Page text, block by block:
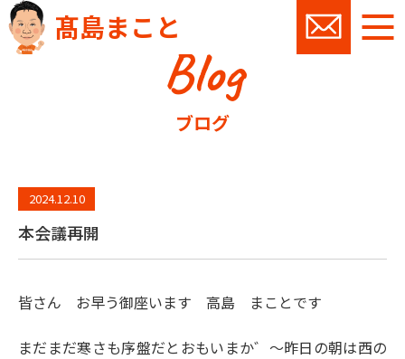
髙島まこと
Blog
ブログ
2024.12.10
本会議再開
皆さん お早う御座います 高島 まことです
まだまだ寒さも序盤だとおもいまか゛～昨日の朝は西の